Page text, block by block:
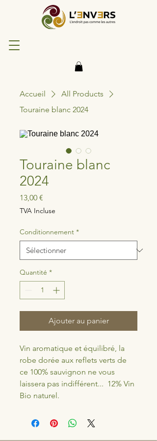
Accueil
All Products
Touraine blanc 2024
Touraine blanc
2024
13,00 €
TVA Incluse
Conditionnement *
Quantité *
Ajouter au panier
Vin aromatique et équilibré, la
robe dorée aux reflets verts de
ce 100% sauvignon ne vous
laissera pas indifférent...  12% Vin
Bio naturel.